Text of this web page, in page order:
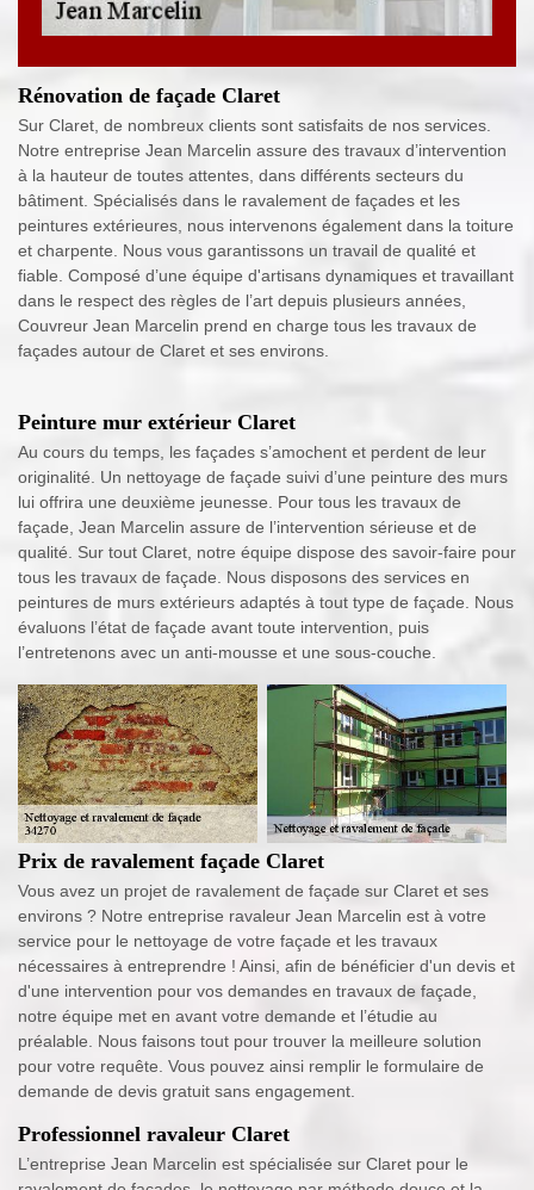
Rénovation de façade Claret
Sur Claret, de nombreux clients sont satisfaits de nos services.
Notre entreprise Jean Marcelin assure des travaux d’intervention
à la hauteur de toutes attentes, dans différents secteurs du
bâtiment. Spécialisés dans le ravalement de façades et les
peintures extérieures, nous intervenons également dans la toiture
et charpente. Nous vous garantissons un travail de qualité et
fiable. Composé d’une équipe d'artisans dynamiques et travaillant
dans le respect des règles de l’art depuis plusieurs années,
Couvreur Jean Marcelin prend en charge tous les travaux de
façades autour de Claret et ses environs.
Peinture mur extérieur Claret
Au cours du temps, les façades s’amochent et perdent de leur
originalité. Un nettoyage de façade suivi d’une peinture des murs
lui offrira une deuxième jeunesse. Pour tous les travaux de
façade, Jean Marcelin assure de l’intervention sérieuse et de
qualité. Sur tout Claret, notre équipe dispose des savoir-faire pour
tous les travaux de façade. Nous disposons des services en
peintures de murs extérieurs adaptés à tout type de façade. Nous
évaluons l’état de façade avant toute intervention, puis
l’entretenons avec un anti-mousse et une sous-couche.
Prix de ravalement façade Claret
Vous avez un projet de ravalement de façade sur Claret et ses
environs ? Notre entreprise ravaleur Jean Marcelin est à votre
service pour le nettoyage de votre façade et les travaux
nécessaires à entreprendre ! Ainsi, afin de bénéficier d'un devis et
d'une intervention pour vos demandes en travaux de façade,
notre équipe met en avant votre demande et l’étudie au
préalable. Nous faisons tout pour trouver la meilleure solution
pour votre requête. Vous pouvez ainsi remplir le formulaire de
demande de devis gratuit sans engagement.
Professionnel ravaleur Claret
L’entreprise Jean Marcelin est spécialisée sur Claret pour le